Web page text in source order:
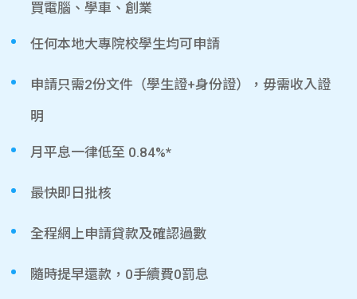
買電腦、學車、創業
任何本地大專院校學生均可申請
申請只需2份文件（學生證+身份證），毋需收入證
明
月平息一律低至 0.84%*
最快即日批核
全程網上申請貸款及確認過數
隨時提早還款，0手續費0罰息